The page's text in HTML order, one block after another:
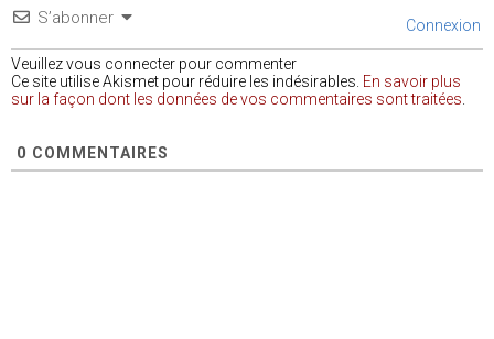
S’abonner Connexion
Veuillez vous connecter pour commenter
Ce site utilise Akismet pour réduire les indésirables. En savoir plus
sur la façon dont les données de vos commentaires sont traitées
0 COMMENTAIRES